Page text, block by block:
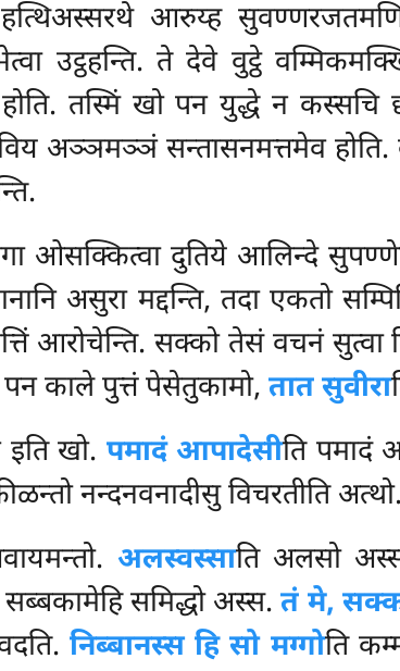
हत्थिअस्सरथे आरुय्ह
उट्ठहन्ति. ते देवे वुट्ठे
तस्मिं खो पन युद्धे न कस्सचि
अञ्ञमञ्ञं सन्तासनमत्तमेव
ओसक्कित्वा दुतिये आलिन्दे
असुरा मद्दन्ति, तदा एकतो
आरोचेन्ति. सक्को तेसं वचनं
काले पुत्तं पेसेतुकामो, तात सुवीरा
इति खो. पमादं आपादेसीति पमादं
नन्दनवनादीसु विचरतीति अत्थो.
अलस्वस्साति अलसो
सब्बकामेहि समिद्धो अस्स.तं मे,
निब्बानस्स हि सो मग्गोति